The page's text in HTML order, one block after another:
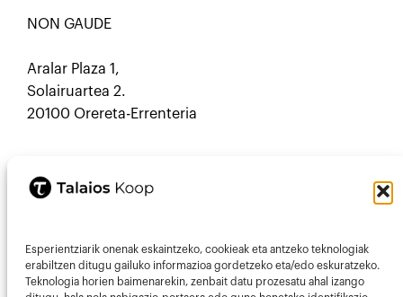
Esperientziarik onenak eskaintzeko, cookieak eta antzeko teknologiak
erabiltzen ditugu gailuko informazioa gordetzeko eta/edo eskuratzeko.
Teknologia horien baimenarekin, zenbait datu prozesatu ahal izango
NON GAUDE
Aralar Plaza 1,
Solairuartea 2.
20100 Orereta-Errenteria
Mastodon Mail